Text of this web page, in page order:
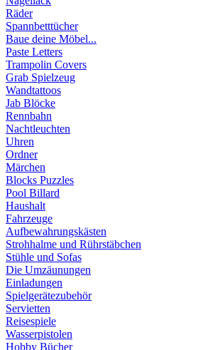
Räder
Spannbetttücher
Baue deine Möbel...
Paste Letters
Trampolin Covers
Grab Spielzeug
Wandtattoos
Jab Blöcke
Rennbahn
Nachtleuchten
Uhren
Ordner
Märchen
Blocks Puzzles
Pool Billard
Haushalt
Fahrzeuge
Aufbewahrungskästen
Strohhalme und Rührstäbchen
Stühle und Sofas
Die Umzäunungen
Einladungen
Spielgerätezubehör
Servietten
Reisespiele
Wasserpistolen
Hobby Bücher